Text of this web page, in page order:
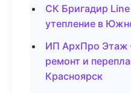
СК Бригадир
утепление в
ИП АрхПро Этаж
ремонт и
Красноярск